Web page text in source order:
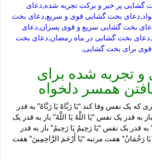
گشایی پر خیر و برکت تجربه شده,دعای
بخت گشایی قوی و سریع,دعای بخت
بخت گشایی سریع و قوی پسران,دعای
بخت گشایی در ماه رمضان,دعای بخت
برای بخت گشایی,
تجربه شده برای
همسر دلخواه
که یک نفس وفا کند “یَا رَبَّاهْ یَا رَبَّاهْ” به قدر
قدر یک نفس “یَا اللَّهُ یَا اللَّهُ” باز به قدر یک
قدر یک نفس “یَا رَحِیمُ یَا رَحِیمُ” باز به قدر
رَحْمَانُ” هفت مرتبه “یَا أَرْحَمَ الرَّاحِمِینَ” هفت